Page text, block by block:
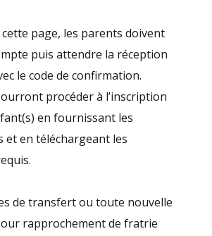
page, les parents doivent
puis attendre la réception
le code de confirmation.
procéder à l’inscription
en fournissant les
et en téléchargeant les
de transfert ou toute nouvelle
rapprochement de fratrie